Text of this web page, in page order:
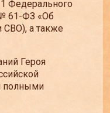
Федерального
61-ФЗ «Об
СВО), а также
Героя
полными